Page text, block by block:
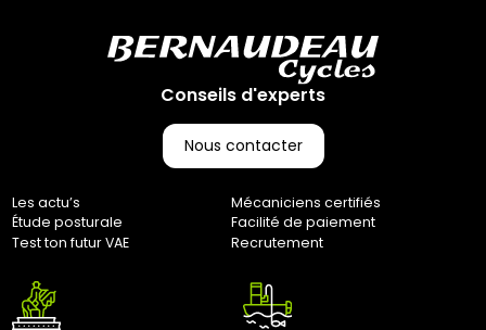
Comme indiqué dans nos Conditions Générales de Vente
(CGV), les frais de retour sont à votre charge, sauf en cas
d'erreur de notre part. Pour toute question, n'hésitez pas à
nous contacter au 0251064787 ou par e-mail à
marketing@bernaudeaucycles.fr.
70 rue du Clair Bocage
85000, Mouilleron-Le-Captif
Conseils d'experts
Nous contacter
Les actu’s
Mécaniciens certifiés
Étude posturale
Facilité de paiement
Test ton futur VAE
Recrutement